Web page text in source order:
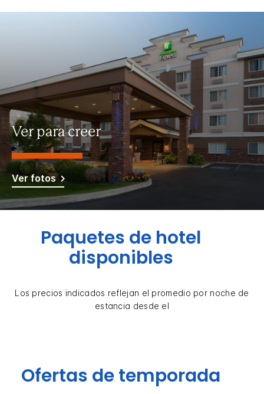
Ver para creer
Ver fotos
Paquetes de hotel
disponibles
Los precios indicados reflejan el promedio por noche de
estancia desde el
Ofertas de temporada